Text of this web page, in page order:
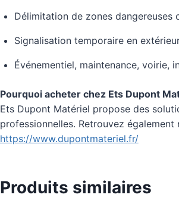
Délimitation de zones dangereuses
Signalisation temporaire en
Événementiel, maintenance, voirie,
Pourquoi acheter chez Ets Dupont
Ets Dupont Matériel propose des
professionnelles. Retrouvez
https://www.dupontmateriel.fr/
Produits similaires